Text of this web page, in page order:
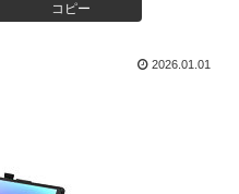
コピー
2026.01.01